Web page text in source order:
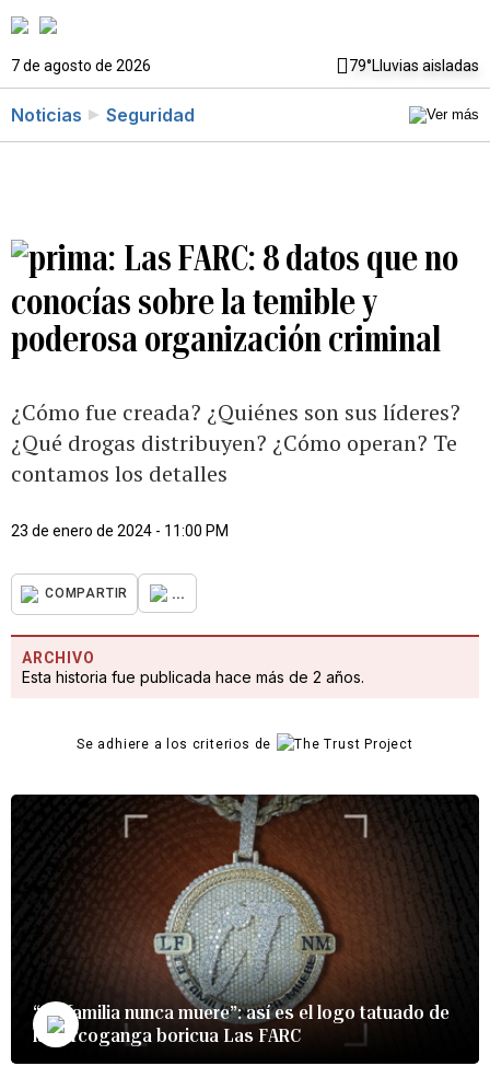
7 de agosto de 2026 79°Lluvias aisladas
Noticias Seguridad
Las FARC: 8 datos que no
conocías sobre la temible y
poderosa organización criminal
¿Cómo fue creada? ¿Quiénes son sus líderes?
¿Qué drogas distribuyen? ¿Cómo operan? Te
contamos los detalles
23 de enero de 2024 - 11:00 PM
COMPARTIR ...
ARCHIVO
Esta historia fue publicada hace más de 2 años.
Se adhiere a los criterios de
“La familia nunca muere”: así es el logo tatuado de
la narcoganga boricua Las FARC